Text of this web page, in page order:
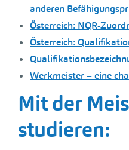
anderen
Österreich: NQR-
Österreich:
Werkmeister – eine
Mit der
studieren: